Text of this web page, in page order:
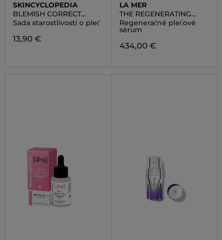
SKINCYCLOPEDIA
BLEMISH CORRECT
GUIDE SET
Sada starostlivosti o pleť
13,90 €
LA MER
THE REGENERATING
SERUM
Regeneračné pleťové
sérum
434,00 €